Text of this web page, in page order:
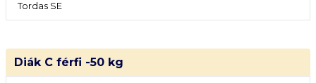
Tordas SE
Diák C férfi -50 kg